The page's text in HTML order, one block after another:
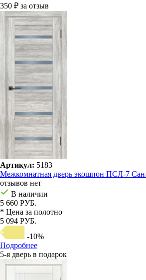
350 ₽ за отзыв
Артикул: 5183
Межкомнатная дверь экошпон ПСЛ-7
отзывов нет
В наличии
5 660 РУБ.
* Цена за полотно
5 094 РУБ.
-10%
Подробнее
5-я дверь в подарок